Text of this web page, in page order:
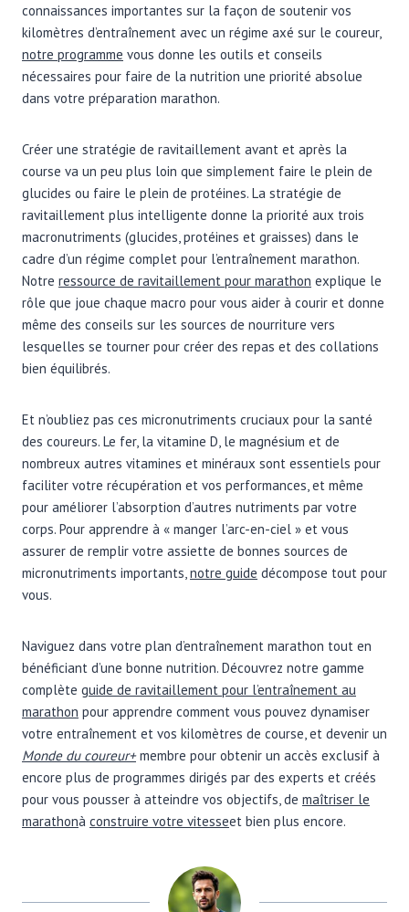
connaissances importantes sur la façon de soutenir vos
kilomètres d’entraînement avec un régime axé sur le coureur,
notre programme vous donne les outils et conseils
nécessaires pour faire de la nutrition une priorité absolue
dans votre préparation marathon.
Créer une stratégie de ravitaillement avant et après la
course va un peu plus loin que simplement faire le plein de
glucides ou faire le plein de protéines. La stratégie de
ravitaillement plus intelligente donne la priorité aux trois
macronutriments (glucides, protéines et graisses) dans le
cadre d’un régime complet pour l’entraînement marathon.
Notre ressource de ravitaillement pour marathon explique le
rôle que joue chaque macro pour vous aider à courir et donne
même des conseils sur les sources de nourriture vers
lesquelles se tourner pour créer des repas et des collations
bien équilibrés.
Et n’oubliez pas ces micronutriments cruciaux pour la santé
des coureurs. Le fer, la vitamine D, le magnésium et de
nombreux autres vitamines et minéraux sont essentiels pour
faciliter votre récupération et vos performances, et même
pour améliorer l’absorption d’autres nutriments par votre
corps. Pour apprendre à « manger l’arc-en-ciel » et vous
assurer de remplir votre assiette de bonnes sources de
micronutriments importants, notre guide décompose tout pour
vous.
Naviguez dans votre plan d’entraînement marathon tout en
bénéficiant d’une bonne nutrition. Découvrez notre gamme
complète guide de ravitaillement pour l’entraînement au
marathon pour apprendre comment vous pouvez dynamiser
votre entraînement et vos kilomètres de course, et devenir un
Monde du coureur+membre pour obtenir un accès exclusif à
encore plus de programmes dirigés par des experts et créés
pour vous pousser à atteindre vos objectifs, de maîtriser le
marathonà construire votre vitesseet bien plus encore.